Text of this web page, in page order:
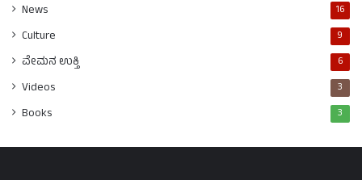
News 16
Culture 9
ವೇಮನ ಉಕ್ತಿ 6
Videos 3
Books 3